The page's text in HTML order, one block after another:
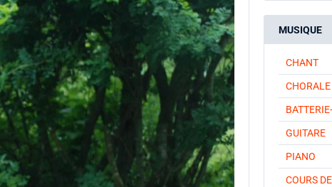
MUSIQUE
CHANT
CHORALE
GUITARE
PIANO
COURS